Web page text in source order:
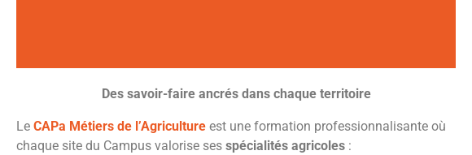
CAPA MA
Des savoir-faire ancrés dans chaque territoire
Le CAPa Métiers de l’Agriculture est une formation professionnalisante où
chaque site du Campus valorise ses spécialités agricoles :